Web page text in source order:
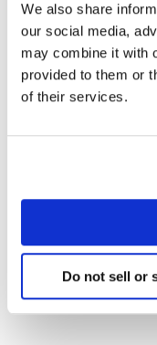
We also share
our social media,
may combine it with
provided to them or
of their services.
Do not sell or
Aun así, en este
en América Latina
43% en el corto
crecimiento tanto
Este 37% de
Descubre cuáles
desarrollo de tu